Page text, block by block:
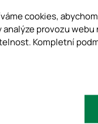
cookies,
analýze provozu
Kompletní
je
Při správné aplikaci až
který se